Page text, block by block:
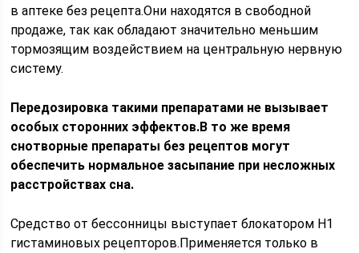
в аптеке без рецепта.Они находятся в свободной
продаже, так как обладают значительно меньшим
тормозящим воздействием на центральную нервную
систему.
Передозировка такими препаратами не вызывает
особых сторонних эффектов.В то же время
снотворные препараты без рецептов могут
обеспечить нормальное засыпание при несложных
расстройствах сна.
Средство от бессонницы выступает блокатором Н1
гистаминовых рецепторов.Применяется только в